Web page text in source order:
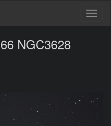
NGC3628